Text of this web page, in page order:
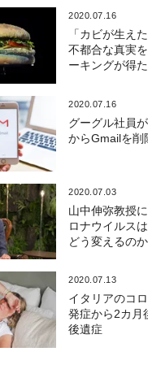
2020.07.16
「カビが生え
不都合な真実
ーキングが得
2020.07.16
グーグル社員
からGmailを削
2020.07.03
山中伸弥教授
ロナウイルス
どう変えるの
2020.07.13
イタリアのコ
発症から2カ月
後遺症